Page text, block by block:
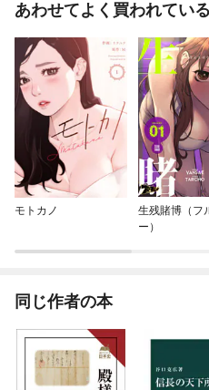
あわせてよく買われてい
モトカノ
生残賭博（フ
ー）
同じ作者の本